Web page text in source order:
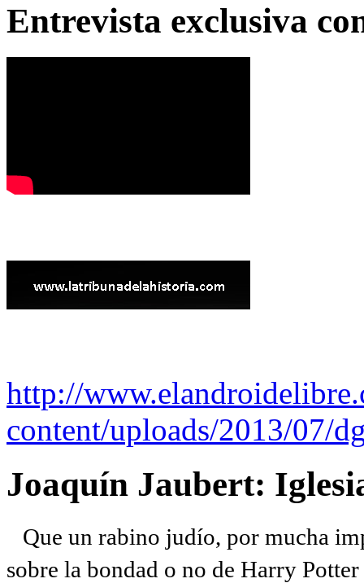
Entrevista exclusiva
http://
content/uploads/2013/07/
Joaquín Jaubert:
Que un rabino judío, por mucha
sobre la bondad o no de Harry